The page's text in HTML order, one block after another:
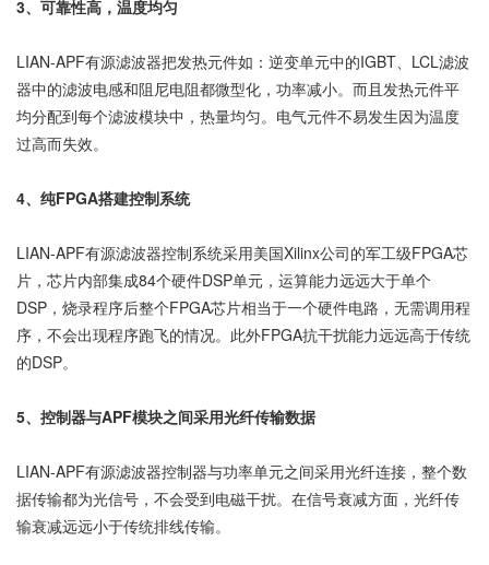
3、可靠性高，温度均匀
LIAN-APF有源滤波器把发热元件如：逆变单元中的IGBT、LCL滤波
器中的滤波电感和阻尼电阻都微型化，功率减小。而且发热元件平
均分配到每个滤波模块中，热量均匀。电气元件不易发生因为温度
过高而失效。
4、纯FPGA搭建控制系统
LIAN-APF有源滤波器控制系统采用美国Xilinx公司的军工级FPGA芯
片，芯片内部集成84个硬件DSP单元，运算能力远远大于单个
DSP，烧录程序后整个FPGA芯片相当于一个硬件电路，无需调用程
序，不会出现程序跑飞的情况。此外FPGA抗干扰能力远远高于传统
的DSP。
5、控制器与APF模块之间采用光纤传输数据
LIAN-APF有源滤波器控制器与功率单元之间采用光纤连接，整个数
据传输都为光信号，不会受到电磁干扰。在信号衰减方面，光纤传
输衰减远远小于传统排线传输。